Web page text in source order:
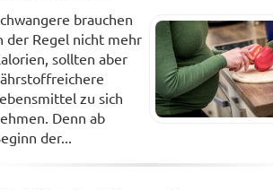
brauchen
der Regel nicht mehr
sollten aber
zu sich
Denn ab
der...